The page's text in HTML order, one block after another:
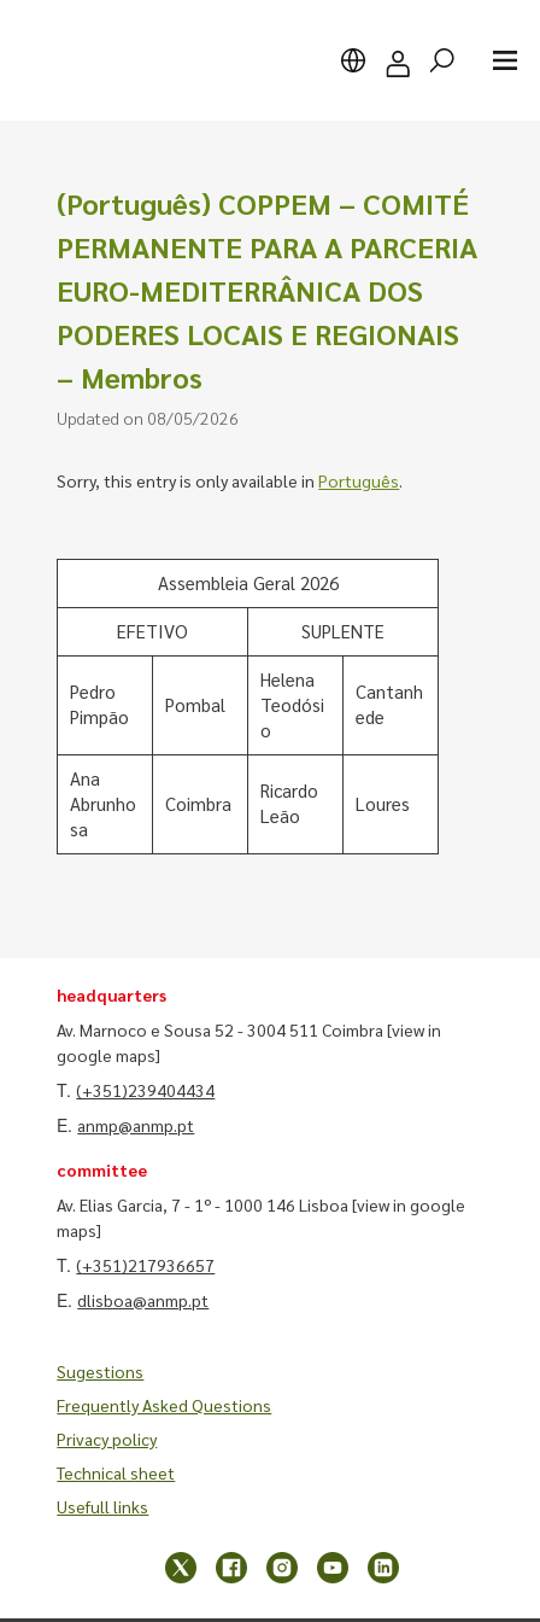
Search
(Português) COPPEM – COMITÉ
PERMANENTE PARA A PARCERIA
EURO-MEDITERRÂNICA DOS
PODERES LOCAIS E REGIONAIS
– Membros
Updated on 08/05/2026
Sorry, this entry is only available inPortuguês.
Assembleia Geral 2026
EFETIVO SUPLENTE
Pedro
Pimpão
Pombal
Helena
Teodósi
o
Cantanh
ede
Ana
Abrunho
sa
Coimbra
Ricardo
Leão
Loures
headquarters
Av. Marnoco e Sousa 52 - 3004 511 Coimbra[view in
google maps]
T.(+351)239404434
E. anmp@anmp.pt
committee
Av. Elias Garcia, 7 - 1º - 1000 146 Lisboa[view in google
maps]
T.(+351)217936657
E.dlisboa@anmp.pt
Sugestions
Frequently Asked Questions
Privacy policy
Technical sheet
Usefull links